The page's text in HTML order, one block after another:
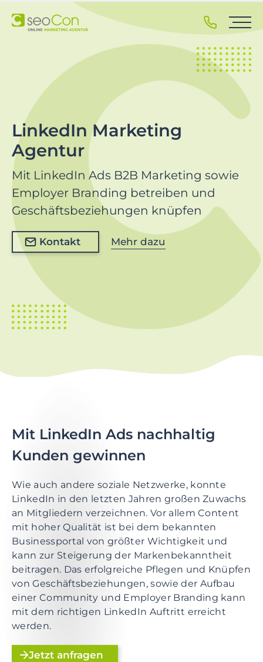
k
m
a
r
y
n
a
v
i
o
n
S
p
a
n
o
n
t
e
n
t
S
k
i
p
t
LinkedIn Marketing
Agentur
Mit LinkedIn Ads B2B Marketing sowie
Employer Branding betreiben und
Geschäftsbeziehungen knüpfen
Kontakt Mehr dazu
Mit LinkedIn Ads nachhaltig
Kunden gewinnen
Wie auch andere soziale Netzwerke, konnte
LinkedIn in den letzten Jahren großen Zuwachs
an Mitgliedern verzeichnen. Vor allem Content
mit hoher Qualität ist bei dem bekannten
Businessportal von größter Wichtigkeit und
kann zur Steigerung der Markenbekanntheit
beitragen. Das erfolgreiche Pflegen und Knüpfen
von Geschäftsbeziehungen, sowie der Aufbau
einer Community und Employer Branding kann
mit dem richtigen LinkedIn Auftritt erreicht
werden.
Jetzt anfragen